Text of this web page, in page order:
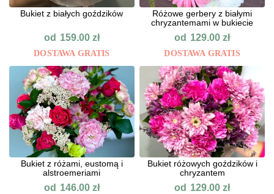
Bukiet z białych goździków
od 159.00 zł
DOSTAWA GRATIS
Różowe gerbery z białymi
chryzantemami w bukiecie
od 129.00zł
DOSTAWA GRATIS
Bukiet z różami, eustomą i
alstroemeriami
od 146.00 zł
Bukiet różowych goździków i
chryzantem
od 129.00zł